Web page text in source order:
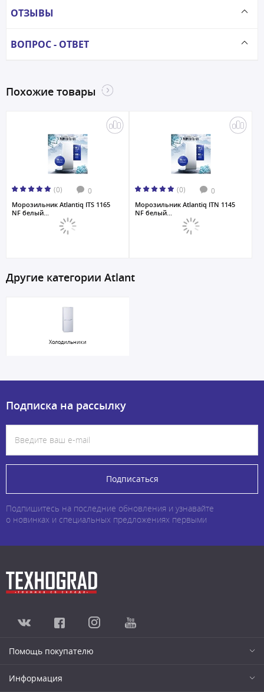
ОТЗЫВЫ
ВОПРОС - ОТВЕТ
Похожие товары
(0) 0
Морозильник Atlantiq ITS 1165
NF белый...
(0) 0
Морозильник Atlantiq ITN 1145
NF белый...
Другие категории Atlant
Холодильники
Подписка на рассылку
Подписаться
Подпишитесь на последние обновления и узнавайте
о новинках и специальных предложениях первыми
Помощь покупателю
Информация